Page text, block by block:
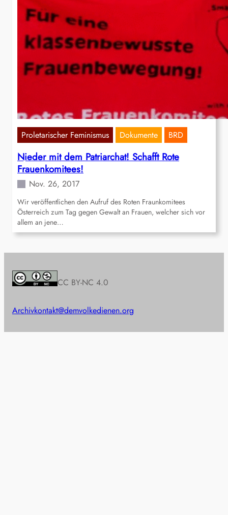
Proletarischer Feminismus Dokumente BRD
Nieder mit dem Patriarchat! Schafft Rote
Frauenkomitees!
Nov. 26, 2017
Wir veröffentlichen den Aufruf des Roten Fraunkomitees
Österreich zum Tag gegen Gewalt an Frauen, welcher sich vor
allem an jene…
CC BY-NC 4.0
Archivkontakt@demvolkedienen.org